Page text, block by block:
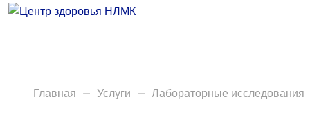
Анализы
Главная Услуги Лабораторные исследования